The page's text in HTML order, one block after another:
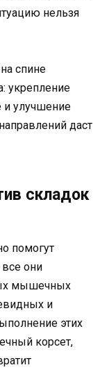
нельзя
спине
укрепление
улучшение
даст
складок
помогут
все они
мышечных
и
этих
корсет,